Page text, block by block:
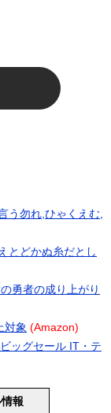
う勿れ,ひゃくえむ,
とどかぬ糸だとし
勇者の成り上がり
対象 (Amazon)
ッグセール IT・テ
報